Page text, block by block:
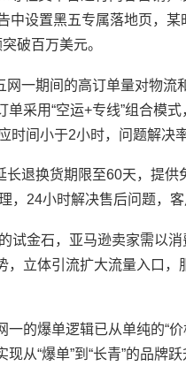
中设置黑五专属落地页，
破百万美元。
网一期间的高订单量对物
采用“空运+专线”组合模
时间小于2小时，问题解决
退换货期限至60天，提
，24小时解决售后问题，
试金石，亚马逊卖家需以
，立体引流扩大流量入口
的爆单逻辑已从单纯的“
从“爆单”到“长青”的品牌跃